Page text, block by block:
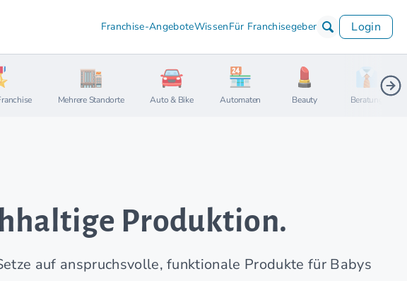
Franchise-AngeboteWissenFür Franchisegeber Login
Mehrere Standorte Auto & Bike Automaten Beauty Beratung
Produktion.
auf anspruchsvolle, funktionale Produkte für Babys